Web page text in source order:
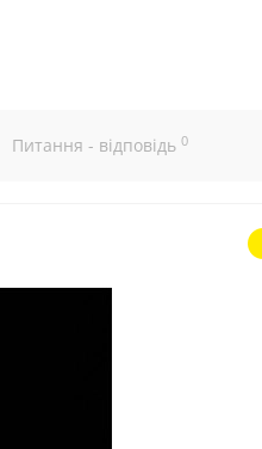
Питання - відповідь 0